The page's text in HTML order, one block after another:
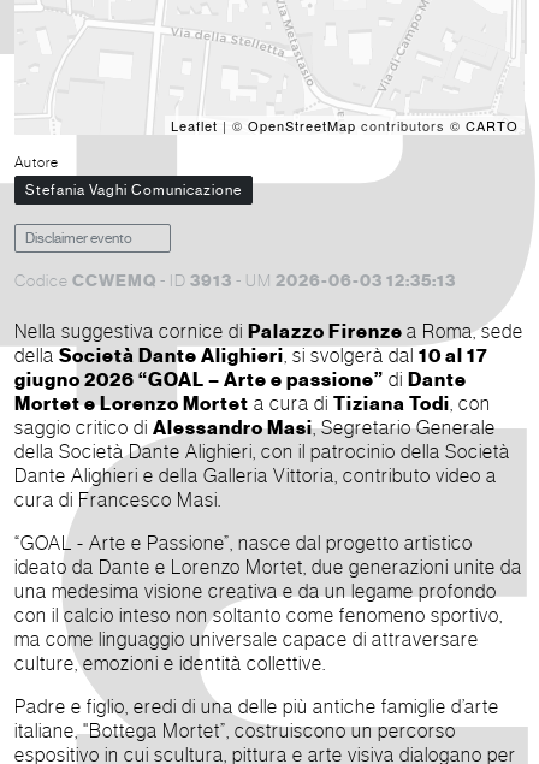
Leaflet | © OpenStreetMap contributors © CARTO
Autore
Stefania Vaghi Comunicazione
Disclaimer evento
Codice CCWEMQ - ID 3913 - UM 2026-06-03 12:35:13
Nella suggestiva cornice di Palazzo Firenze a Roma, sede
della Società Dante Alighieri, si svolgerà dal 10 al 17
giugno 2026 “GOAL – Arte e passione” di Dante
Mortet e Lorenzo Mortet a cura di Tiziana Todi, con
saggio critico di Alessandro Masi, Segretario Generale
della Società Dante Alighieri, con il patrocinio della Società
Dante Alighieri e della Galleria Vittoria, contributo video a
cura di Francesco Masi.
“GOAL - Arte e Passione”, nasce dal progetto artistico
ideato da Dante e Lorenzo Mortet, due generazioni unite da
una medesima visione creativa e da un legame profondo
con il calcio inteso non soltanto come fenomeno sportivo,
ma come linguaggio universale capace di attraversare
culture, emozioni e identità collettive.
Padre e figlio, eredi di una delle più antiche famiglie d’arte
italiane, "Bottega Mortet”, costruiscono un percorso
espositivo in cui scultura, pittura e arte visiva dialogano per